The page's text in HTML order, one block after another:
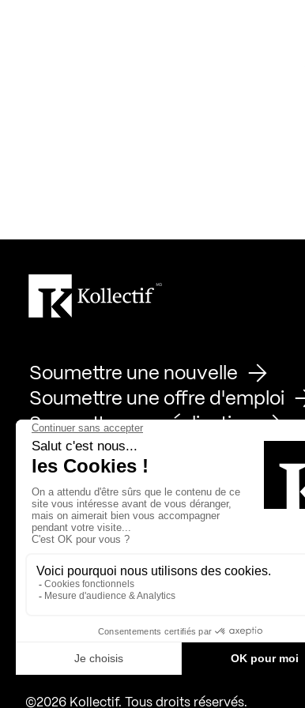
Soumettre une nouvelle
Soumettre une offre d'emploi
Soumettre une réalisation
Page Facebook de Kollectif
Page Instagram de Kollectif
Page Linkedin de Kollectif
Partenaires
Bâtiment-Durable-Québec-1
Esquisses-1 MP-1
©2026 Kollectif. Tous droits réservés.